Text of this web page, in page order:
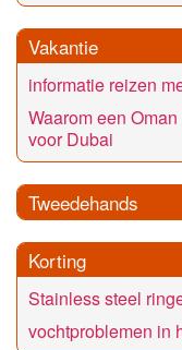
Vakantie
informatie reizen
Waarom een
voor Dubai
Tweedehands
Korting
Stainless steel
vochtproblemen in